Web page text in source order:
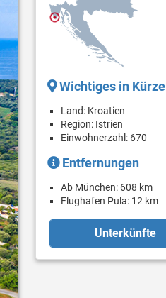
Wichtiges in Kürze
Land: Kroatien
Region: Istrien
Einwohnerzahl: 670
Entfernungen
Ab München: 608 km
Flughafen Pula: 12 km
Unterkünfte